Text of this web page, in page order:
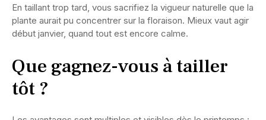
En taillant trop tard, vous sacrifiez la vigueur naturelle que la
plante aurait pu concentrer sur la floraison. Mieux vaut agir
début janvier, quand tout est encore calme.
Que gagnez-vous à tailler
tôt ?